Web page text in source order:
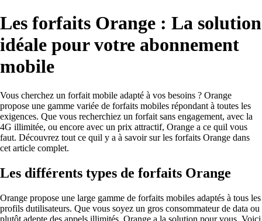
Les forfaits Orange : La solution
idéale pour votre abonnement
mobile
Vous cherchez un forfait mobile adapté à vos besoins ? Orange
propose une gamme variée de forfaits mobiles répondant à toutes les
exigences. Que vous recherchiez un forfait sans engagement, avec la
4G illimitée, ou encore avec un prix attractif, Orange a ce quil vous
faut. Découvrez tout ce quil y a à savoir sur les forfaits Orange dans
cet article complet.
Les différents types de forfaits Orange
Orange propose une large gamme de forfaits mobiles adaptés à tous les
profils dutilisateurs. Que vous soyez un gros consommateur de data ou
plutôt adepte des appels illimités, Orange a la solution pour vous. Voici